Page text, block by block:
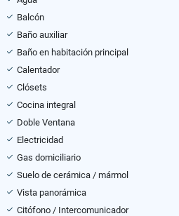
Balcón
Baño auxiliar
Baño en habitación principal
Calentador
Clósets
Cocina integral
Doble Ventana
Electricidad
Gas domiciliario
Suelo de cerámica / mármol
Vista panorámica
Citófono / Intercomunicador